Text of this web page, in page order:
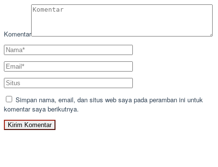
Komentar
Simpan nama, email, dan situs web saya pada peramban ini untuk
komentar saya berikutnya.